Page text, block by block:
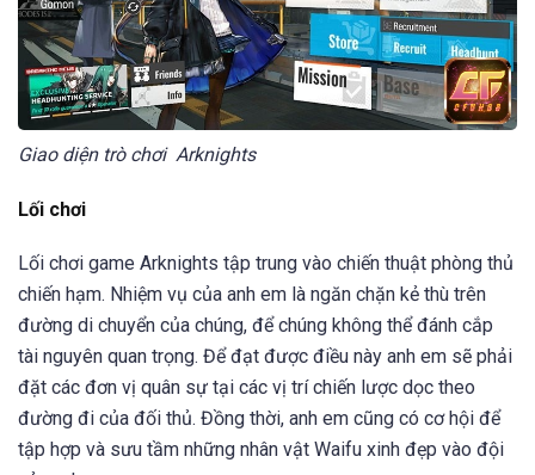
Giao diện trò chơi Arknights
Lối chơi
Lối chơi game Arknights tập trung vào chiến thuật phòng thủ
chiến hạm. Nhiệm vụ của anh em là ngăn chặn kẻ thù trên
đường di chuyển của chúng, để chúng không thể đánh cắp
tài nguyên quan trọng. Để đạt được điều này anh em sẽ phải
đặt các đơn vị quân sự tại các vị trí chiến lược dọc theo
đường đi của đối thủ. Đồng thời, anh em cũng có cơ hội để
tập hợp và sưu tầm những nhân vật Waifu xinh đẹp vào đội